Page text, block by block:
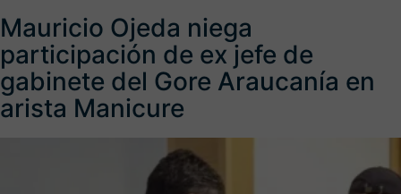
Mauricio Ojeda niega
participación de ex jefe de
gabinete del Gore Araucanía en
arista Manicure